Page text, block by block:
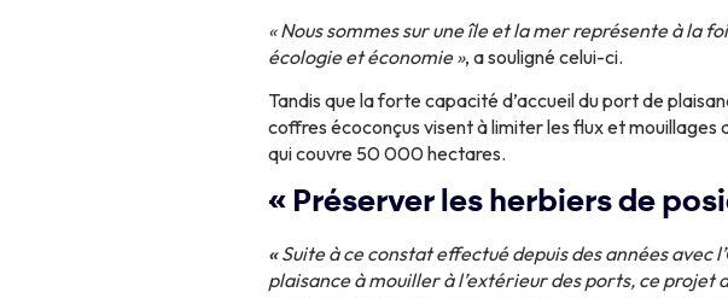
« Nous sommes sur une île et la mer représente à la
écologie et économie », a souligné celui-ci.
Tandis que la forte capacité d’accueil du port de
coffres écoconçus visent à limiter les flux et
qui couvre 50 000 hectares.
« Préserver les herbiers de
«Suite à ce constat effectué depuis des années avec
plaisance à mouiller à l’extérieur des ports, ce